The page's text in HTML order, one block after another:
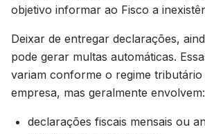
objetivo informar ao Fisco a
Deixar de entregar declarações,
pode gerar multas automáticas.
variam conforme o regime tributário
empresa, mas geralmente envolvem:
declarações fiscais mensais ou